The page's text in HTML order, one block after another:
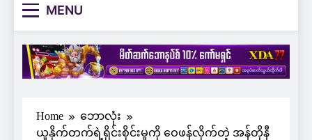
MENU
Home
ဘောလုံး
ယူနိုက်တက်ရဲ့ရိုင်းစိုင်းမှုကို ဝေဖန်လိုက်တဲ့ အန်တိုနီ